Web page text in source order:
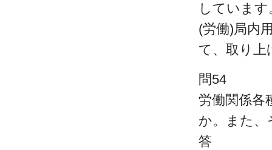
しています
(労働)局内
て、取り上
問54
労働関係各
か。また、
答